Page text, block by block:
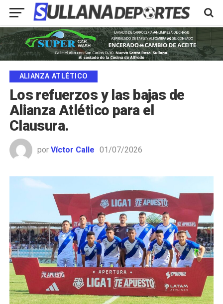
ALIANZA ATLÉTICO
Los refuerzos y las bajas de
Alianza Atlético para el
Clausura.
por Víctor Calle 01/07/2026